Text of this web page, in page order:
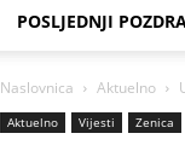
POSLJEDNJI
Naslovnica Aktuelno
Aktuelno Vijesti Zenica